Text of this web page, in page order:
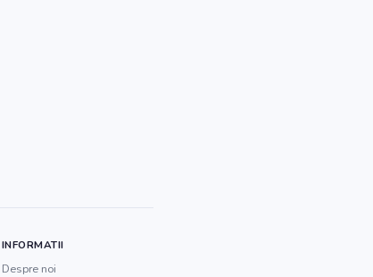
INFORMATII
Despre noi